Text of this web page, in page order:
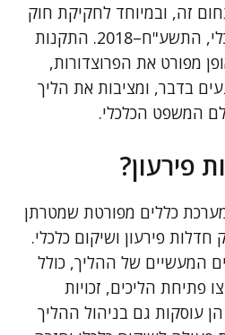
זה, ובמיוחד לחקיקת חוק
חדלות פירעון ושיקום כלכלי, התשע"ח–2018. התקנות
מפורט את הפרוצדורות,
בדבר, ומציבות את הליך
המשפט הכלכלי.
פירעון?
כללים מפורטת שמטרתן
פירעון ושיקום כלכלי.
המעשיים של ההליך, כולל
פתיחת הליכים, זכויות
עוסקות גם בניהול ההליך